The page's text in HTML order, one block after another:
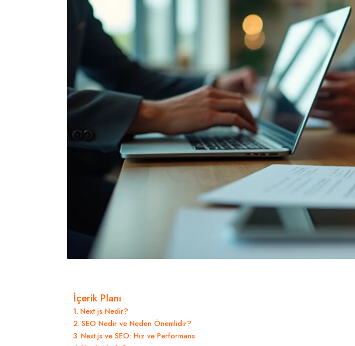
İçerik Planı
Next js Nedir?
SEO Nedir ve Neden Önemlidir?
Next.js ve SEO: Hız ve Performans